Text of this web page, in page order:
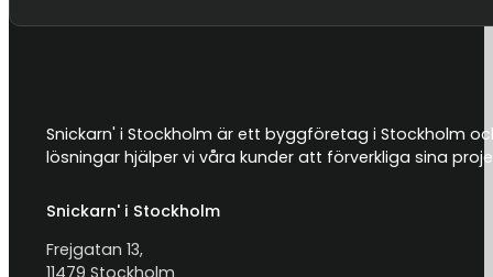
Snickarn' i Stockholm är ett byggföretag i Stockholm
lösningar hjälper vi våra kunder att förverkliga sina
Snickarn' i Stockholm
Frejgatan 13,